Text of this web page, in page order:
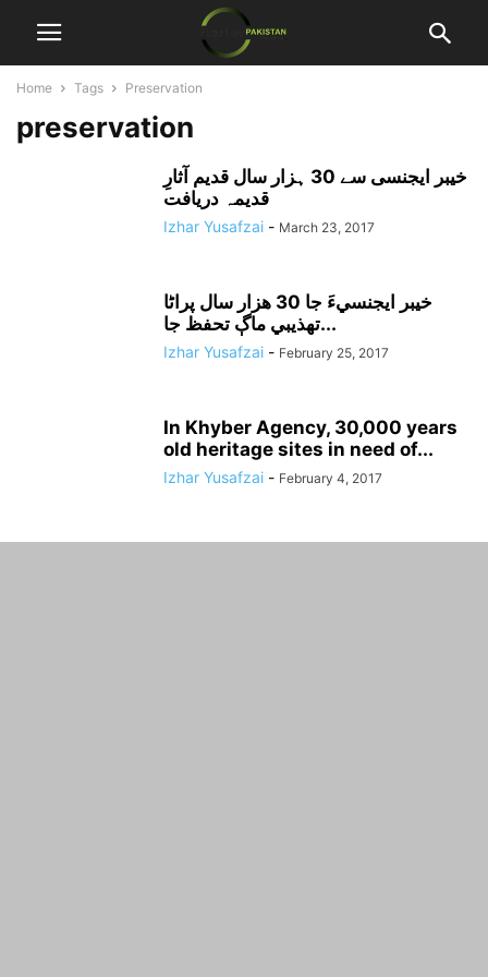
Home Tags Preservation
preservation
خیبر ایجنسی سے 30 ہزار سال قدیم آثارِ
قدیمہ دریافت
Izhar Yusafzai - March 23, 2017
خيبر ايجنسيءَ جا 30 هزار سال پراڻا
تهذيبي ماڳ تحفظ جا...
Izhar Yusafzai - February 25, 2017
In Khyber Agency, 30,000 years
old heritage sites in need of...
Izhar Yusafzai - February 4, 2017